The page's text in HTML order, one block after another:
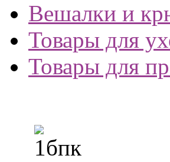
Вешалки и
Товары для
Товары для